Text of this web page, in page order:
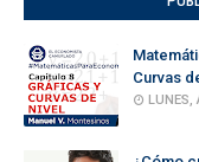
Curvas
LUNES,